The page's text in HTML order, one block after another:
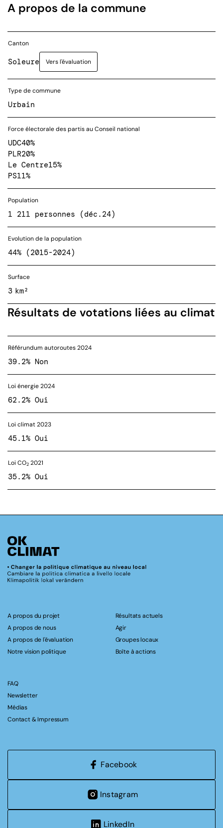
A propos de la commune
Canton
Soleure Vers l'évaluation
Type de commune
Urbain
Force électorale des partis au Conseil national
UDC40%
PLR20%
Le Centre15%
PS11%
Population
1 211 personnes (déc.24)
Evolution de la population
44% (2015-2024)
Surface
3 km²
Résultats de votations liées au climat
Référundum autoroutes 2024
39.2% Non
Loi énergie 2024
62.2% Oui
Loi climat 2023
45.1% Oui
Loi CO2 2021
35.2% Oui
A propos du projet
A propos de nous
A propos de l'évaluation
Notre vision politique
Résultats actuels
Agir
Groupes locaux
Boîte à actions
FAQ
Newsletter
Médias
Contact & Impressum
Facebook
Instagram
LinkedIn